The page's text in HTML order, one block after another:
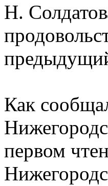
Н.
Как
первом